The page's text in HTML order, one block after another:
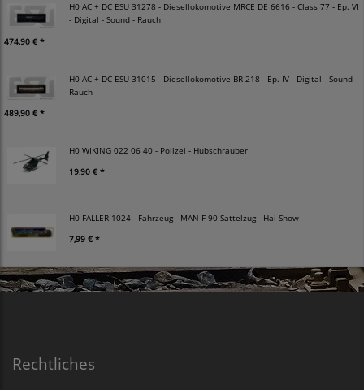
H0 AC + DC ESU 31278 - Diesellokomotive MRCE DE 6616 - Class 77 - Ep. VI
- Digital - Sound - Rauch
474,90 € *
H0 AC + DC ESU 31015 - Diesellokomotive BR 218 - Ep. IV - Digital - Sound -
Rauch
489,90 € *
H0 WIKING 022 06 40 - Polizei - Hubschrauber
19,90 € *
H0 FALLER 1024 - Fahrzeug - MAN F 90 Sattelzug - Hai-Show
7,99 € *
Rechtliches